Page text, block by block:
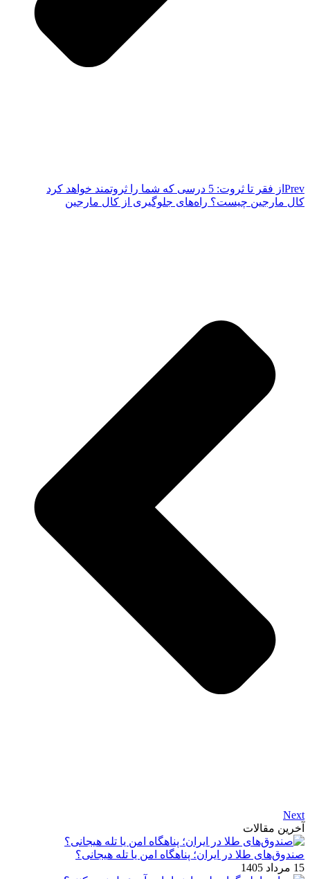
Prev از فقر تا ثروت: 5 درسی که شما را ثروتمند خواهد کرد
کال مارجین چیست؟ راه‌های جلوگیری از کال مارجین
Next
آخرین مقالات
صندوق‌های طلا در ایران؛ پناهگاه امن یا تله هیجانی؟
15 مرداد 1405